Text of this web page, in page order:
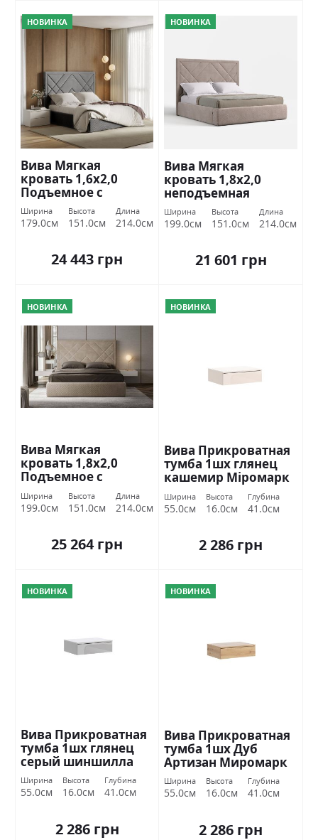
НОВИНКА
Вива Мягкая
кровать 1,6х2,0
Подъемное с
каркасом Міромарк
Ширина
179.0см
Высота
151.0см
Длина
214.0см
24 443 грн
НОВИНКА
Вива Мягкая
кровать 1,8х2,0
неподъемная
Миромарк
Ширина
199.0см
Высота
151.0см
Длина
214.0см
21 601 грн
НОВИНКА
Вива Мягкая
кровать 1,8х2,0
Подъемное с
каркасом Міромарк
Ширина
199.0см
Высота
151.0см
Длина
214.0см
25 264 грн
НОВИНКА
Вива Прикроватная
тумба 1шх глянец
кашемир Міромарк
Ширина
55.0см
Высота
16.0см
Глубина
41.0см
2 286 грн
НОВИНКА
Вива Прикроватная
тумба 1шх глянец
серый шиншилла
Міромарк
Ширина
55.0см
Высота
16.0см
Глубина
41.0см
2 286 грн
НОВИНКА
Вива Прикроватная
тумба 1шх Дуб
Артизан Миромарк
Ширина
55.0см
Высота
16.0см
Глубина
41.0см
2 286 грн